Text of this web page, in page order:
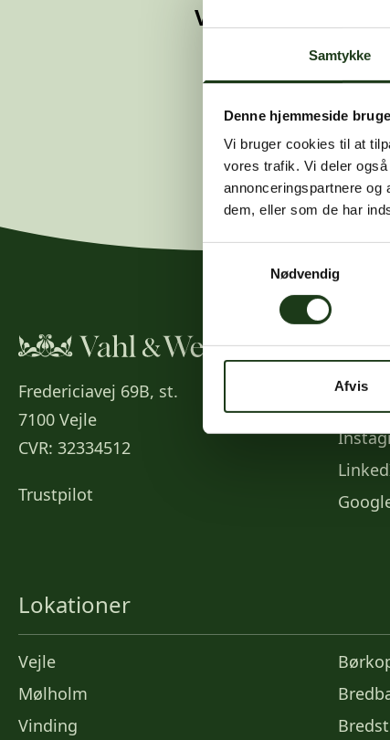
Samtykke
Denne hjemmeside
Vi bruger cookies til at
vores trafik. Vi deler
annonceringspartnere og
dem, eller som de har
Samtykkevalg
Nødvendig
Afvis
Vi kunne ikke
Hvis du
Fredericiavej 69B, st.
7100 Vejle
CVR: 32334512
Trustpilot
Lokationer
Vejle
Mølholm
Vinding